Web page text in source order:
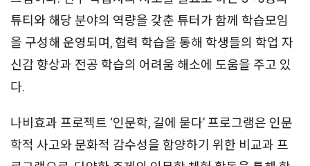
튜티와 해당 분야의 역량을 갖춘 튜터가 함께 학습모임
을 구성해 운영되며, 협력 학습을 통해 학생들의 학업 자
신감 향상과 전공 학습의 어려움 해소에 도움을 주고 있
다.
나비효과 프로젝트 ‘인문학, 길에 묻다’ 프로그램은 인문
학적 사고와 문화적 감수성을 함양하기 위한 비교과 프